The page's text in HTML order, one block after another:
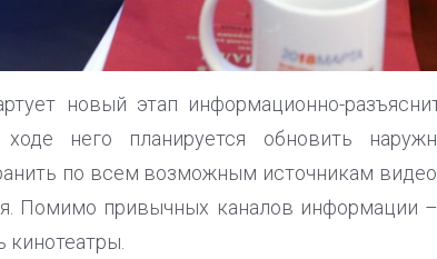
новый этап информационно-
него планируется обновить
по всем возможным источникам
Помимо привычных каналов
кинотеатры.